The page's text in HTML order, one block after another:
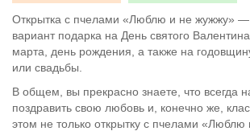
Открытка с пчелами «Люблю и не жужжу» —
вариант подарка на День святого
марта, день рождения, а также на
или свадьбы.
В общем, вы прекрасно знаете, что всегда
поздравить свою любовь и, конечно же,
этом не только открытку с пчелами «Люблю